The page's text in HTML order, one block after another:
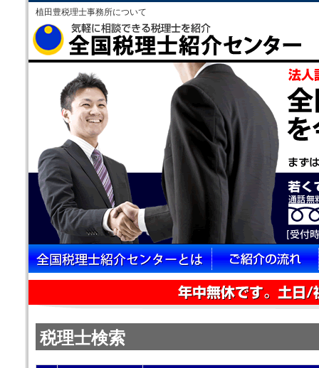
植田豊税理士事務所について
税理士検索